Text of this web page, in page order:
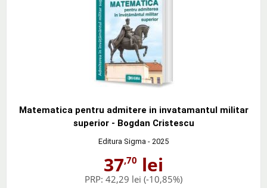
Matematica pentru admitere in invatamantul militar
superior - Bogdan Cristescu
Editura Sigma - 2025
37,70 lei
PRP: 42,29 lei (-10,85%)